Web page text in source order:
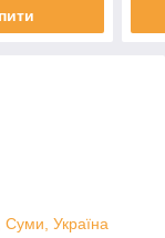
Суми, Україна